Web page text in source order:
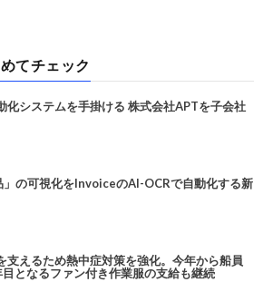
めてチェック
化システムを手掛ける 株式会社APTを子会社
の可視化をInvoiceのAI-OCRで自動化する新
支えるため熱中症対策を強化。今年から船員
となるファン付き作業服の支給も継続